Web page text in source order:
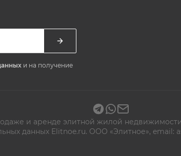
и на получение
и аренде элитной жилой
данных Elitnoe.ru. ООО «Элитное», email: